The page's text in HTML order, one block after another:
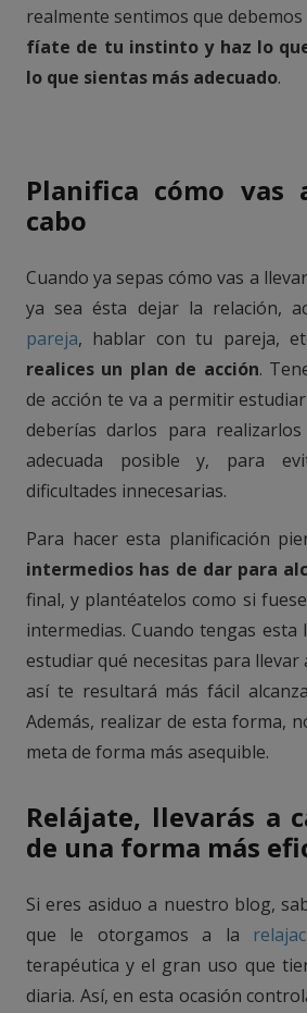
realmente sentimos que debemos
fíate de tu instinto y haz lo
lo que sientas más adecuado.
Planifica cómo vas
cabo
Cuando ya sepas cómo vas a
ya sea ésta dejar la relación,
pareja, hablar con tu pareja,
realices un plan de acción.
de acción te va a permitir
deberías darlos para
adecuada posible y, para
dificultades innecesarias.
Para hacer esta planificación
intermedios has de dar para
final, y plantéatelos como si
intermedias. Cuando tengas esta
estudiar qué necesitas para llevar
así te resultará más fácil
Además, realizar de esta forma,
meta de forma más asequible.
Relájate, llevarás a
de una forma más
Si eres asiduo a nuestro blog,
que le otorgamos a la
terapéutica y el gran uso que
diaria. Así, en esta ocasión